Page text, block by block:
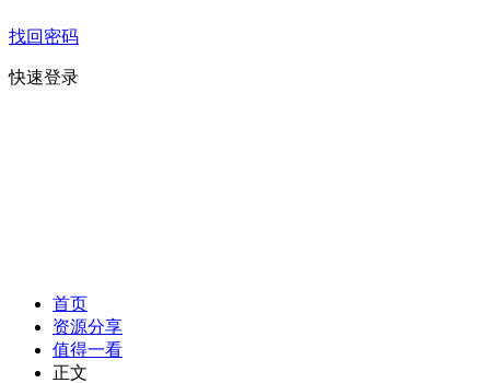
找回密码
快速登录
首页
资源分享
值得一看
正文